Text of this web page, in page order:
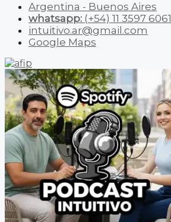
Argentina - Buenos Aires
whatsapp: (+54) 11 3597 6061
intuitivo.ar@gmail.com
Google Maps